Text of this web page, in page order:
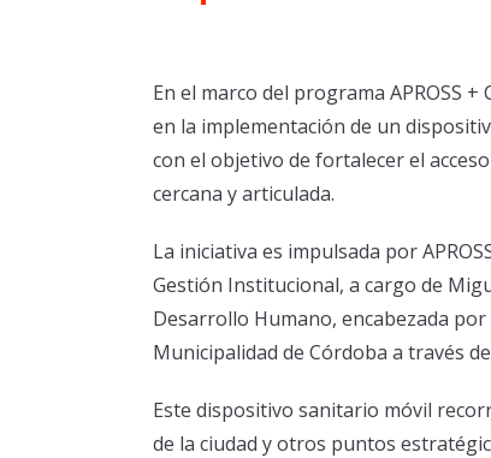
En el marco del programa APROSS
en la implementación de un
con el objetivo de fortalecer el
cercana y articulada.
La iniciativa es impulsada por
Gestión Institucional, a cargo de
Desarrollo Humano, encabezada
Municipalidad de Córdoba a través
Este dispositivo sanitario móvil
de la ciudad y otros puntos